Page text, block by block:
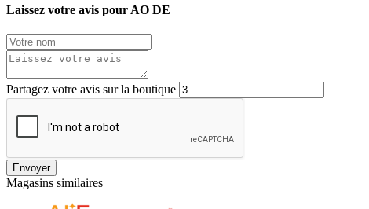
Laissez votre avis pour AO DE
Partagez votre avis sur la boutique
Envoyer
Magasins similaires